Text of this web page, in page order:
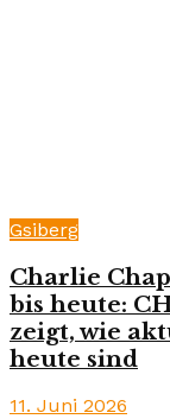
Gsiberg
Charlie
bis heute:
zeigt, wie
heute sind
11. Juni 2026